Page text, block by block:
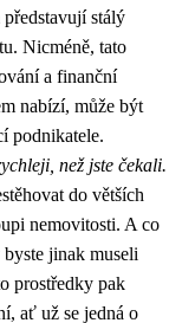
představují stálý
Nicméně, tato
a finanční
nabízí, může být
podnikatele.
než jste čekali.
do větších
nemovitosti. A co
byste jinak museli
prostředky pak
ať už se jedná o